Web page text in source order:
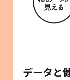
データと